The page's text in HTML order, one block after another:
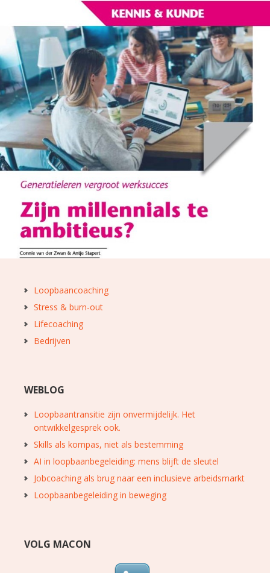
Loopbaancoaching
Stress & burn-out
Lifecoaching
Bedrijven
WEBLOG
Loopbaantransitie zijn onvermijdelijk. Het
ontwikkelgesprek ook.
Skills als kompas, niet als bestemming
AI in loopbaanbegeleiding: mens blijft de sleutel
Jobcoaching als brug naar een inclusieve arbeidsmarkt
Loopbaanbegeleiding in beweging
VOLG MACON